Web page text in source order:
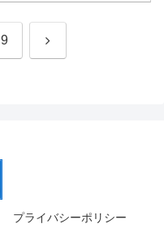
9 次
プライバシーポリシー